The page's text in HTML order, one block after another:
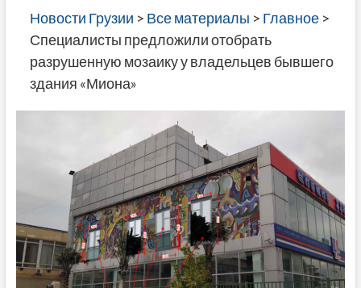
САЙТЕ
n
B
Новости Грузии > Все материалы > Главное>
Специалисты предложили отобрать
разрушенную мозаику у владельцев бывшего
здания «Миона»